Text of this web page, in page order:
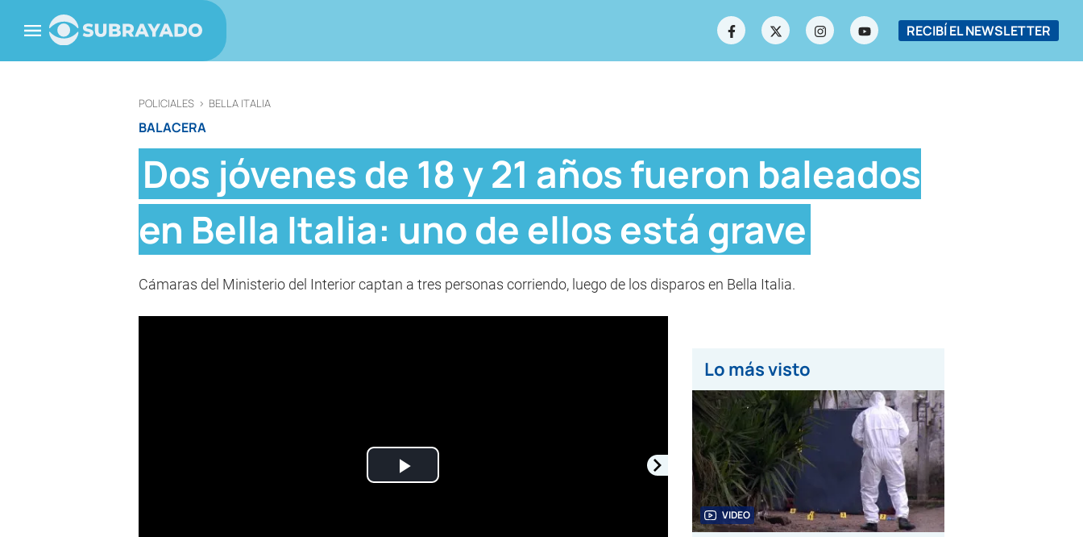
RECIBÍ EL NEWSLETTER
POLICIALES > BELLA ITALIA
BALACERA
Dos jóvenes de 18 y 21 años fueron baleados
en Bella Italia: uno de ellos está grave
Cámaras del Ministerio del Interior captan a tres personas corriendo, luego de los disparos en Bella Italia.
Play
Lo más visto
VIDEO